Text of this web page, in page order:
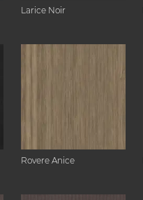
Larice Noir
Rovere Anice